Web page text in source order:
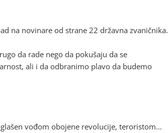
na novinare od strane 22 državna zvaničnika.
da rade nego da pokušaju da se
ali i da odbranimo plavo da budemo
vođom obojene revolucije, teroristom…